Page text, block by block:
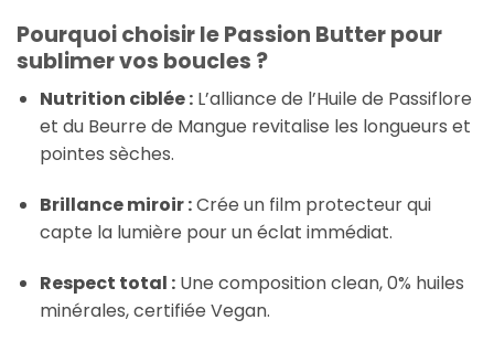
Pourquoi choisir le Passion Butter pour
sublimer vos boucles ?
Nutrition ciblée :L’alliance de l’Huile de Passiflore
et du Beurre de Mangue revitalise les longueurs et
pointes sèches.
Brillance miroir :Crée un film protecteur qui
capte la lumière pour un éclat immédiat.
Respect total :Une composition clean, 0% huiles
minérales, certifiée Vegan.